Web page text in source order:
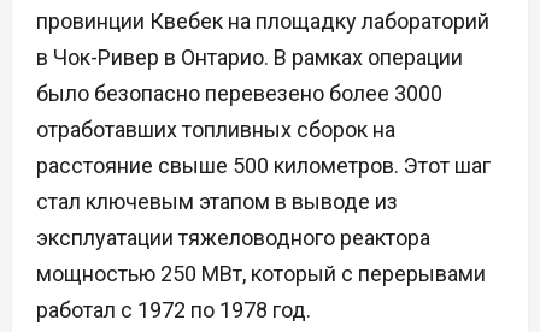
провинции Квебек на площадку лабораторий
в Чок-Ривер в Онтарио. В рамках операции
было безопасно перевезено более 3000
отработавших топливных сборок на
расстояние свыше 500 километров. Этот шаг
стал ключевым этапом в выводе из
эксплуатации тяжеловодного реактора
мощностью 250 МВт, который с перерывами
работал с 1972 по 1978 год.